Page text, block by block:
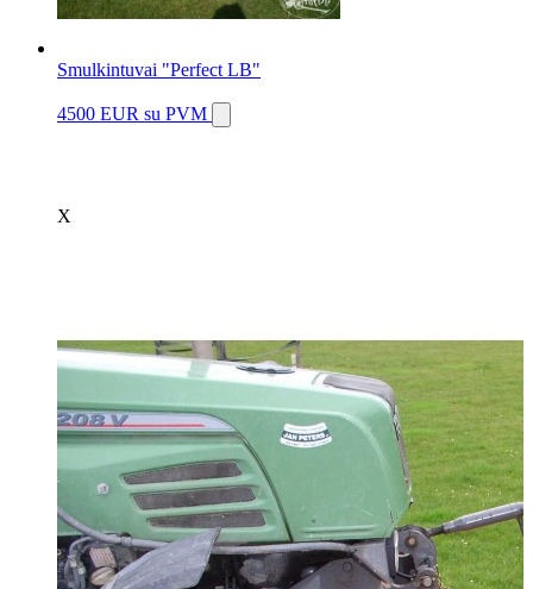
Smulkintuvai "Perfect LB"
4500 EUR su PVM
X